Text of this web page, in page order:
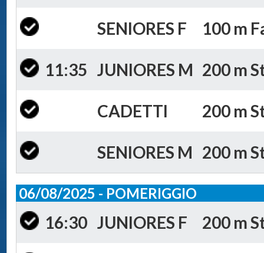
SENIORES F 100 m
11:35 JUNIORES M 200 m
CADETTI 200 m
SENIORES M 200 m
06/08/2025 - POMERIGGIO
16:30 JUNIORES F 200 m